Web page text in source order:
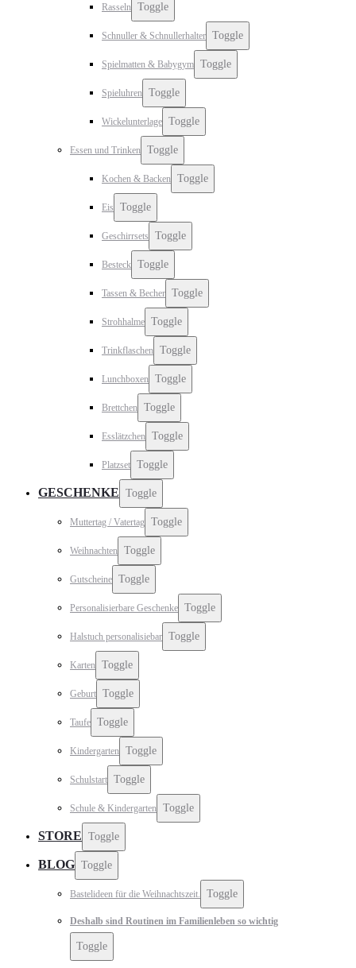
Rasseln Toggle
Schnuller & Schnullerhalter Toggle
Spielmatten & Babygym Toggle
Spieluhren Toggle
Wickelunterlage Toggle
Essen und Trinken Toggle
Kochen & Backen Toggle
Eis Toggle
Geschirrsets Toggle
Besteck Toggle
Tassen & Becher Toggle
Strohhalme Toggle
Trinkflaschen Toggle
Lunchboxen Toggle
Brettchen Toggle
Esslätzchen Toggle
Platzset Toggle
GESCHENKE Toggle
Muttertag / Vatertag Toggle
Weihnachten Toggle
Gutscheine Toggle
Personalisierbare Geschenke Toggle
Halstuch personalisiebar Toggle
Karten Toggle
Geburt Toggle
Taufe Toggle
Kindergarten Toggle
Schulstart Toggle
Schule & Kindergarten Toggle
STORE Toggle
BLOG Toggle
Bastelideen für die Weihnachtszeit. Toggle
Deshalb sind Routinen im Familienleben so wichtig
Toggle